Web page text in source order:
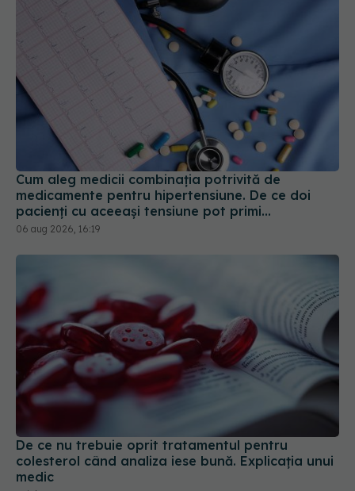
Cum aleg medicii combinația potrivită de
medicamente pentru hipertensiune. De ce doi
pacienți cu aceeași tensiune pot primi
tratamente diferite
06 aug 2026, 16:19
De ce nu trebuie oprit tratamentul pentru
colesterol când analiza iese bună. Explicația unui
medic